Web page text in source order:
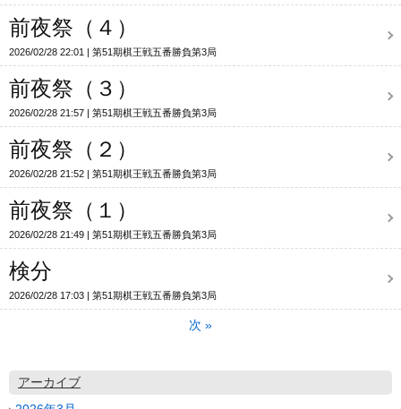
前夜祭（４）
2026/02/28 22:01 第51期棋王戦五番勝負第3局
前夜祭（３）
2026/02/28 21:57 第51期棋王戦五番勝負第3局
前夜祭（２）
2026/02/28 21:52 第51期棋王戦五番勝負第3局
前夜祭（１）
2026/02/28 21:49 第51期棋王戦五番勝負第3局
検分
2026/02/28 17:03 第51期棋王戦五番勝負第3局
次 »
アーカイブ